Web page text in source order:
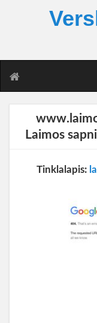
Laimos
Tinklalapis: